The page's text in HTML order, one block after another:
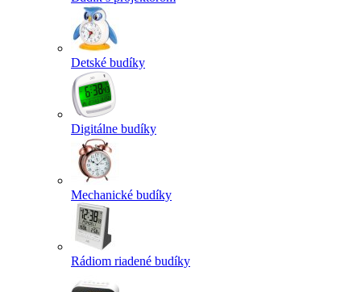
Detské budíky
Digitálne budíky
Mechanické budíky
Rádiom riadené budíky